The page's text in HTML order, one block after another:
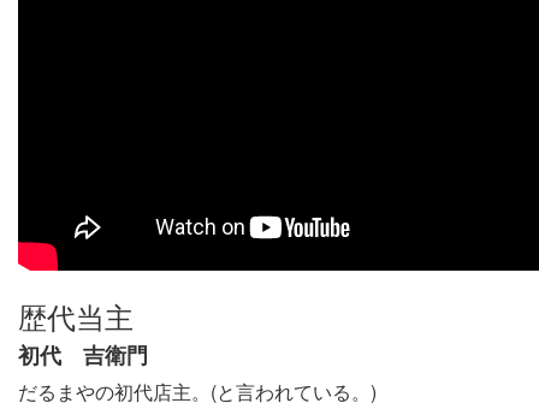
歴代当主
初代 吉衛門
だるまやの初代店主。(と言われている。)